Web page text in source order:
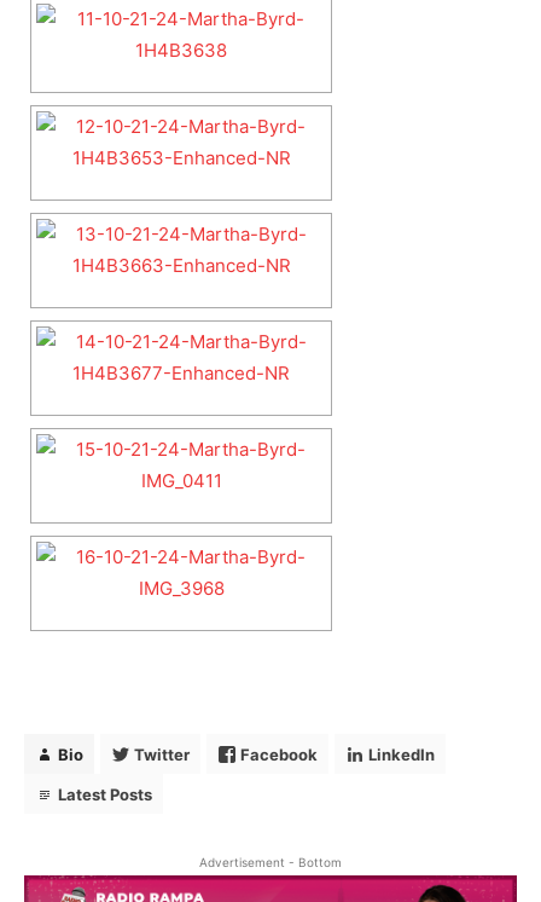
Bio Twitter Facebook LinkedIn
Latest Posts
Advertisement - Bottom